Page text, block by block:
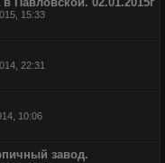
15:33
22:31
10:06
завод.